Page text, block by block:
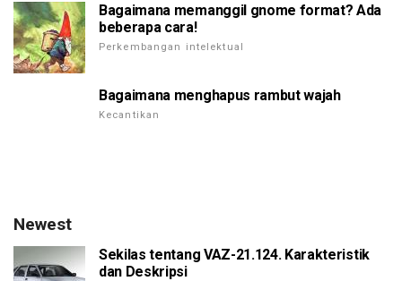
Bagaimana memanggil gnome format? Ada
beberapa cara!
Perkembangan intelektual
Bagaimana menghapus rambut wajah
Kecantikan
Newest
Sekilas tentang VAZ-21.124. Karakteristik
dan Deskripsi